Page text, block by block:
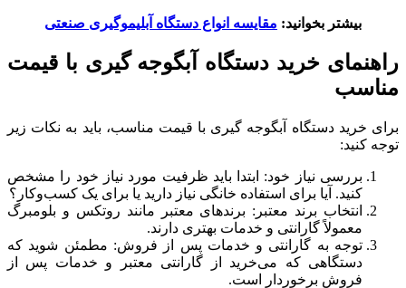
بیشتر بخوانید: مقایسه انواع دستگاه آبلیموگیری صنعتی
راهنمای خرید دستگاه آبگوجه گیری با قیمت
مناسب
برای خرید دستگاه آبگوجه گیری با قیمت مناسب، باید به نکات زیر
توجه کنید:
بررسی نیاز خود: ابتدا باید ظرفیت مورد نیاز خود را مشخص
کنید. آیا برای استفاده خانگی نیاز دارید یا برای یک کسب‌وکار؟
انتخاب برند معتبر: برندهای معتبر مانند روتکس و بلومبرگ
معمولاً گارانتی و خدمات بهتری دارند.
توجه به گارانتی و خدمات پس از فروش: مطمئن شوید که
دستگاهی که می‌خرید از گارانتی معتبر و خدمات پس از
فروش برخوردار است.